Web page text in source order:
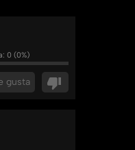
0 (0%)
gusta